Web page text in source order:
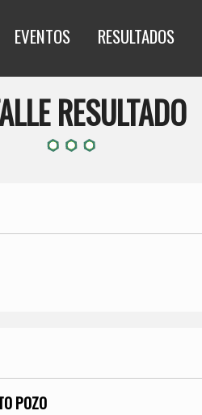
EVENTOS RESULTADOS
RESULTADO
POZO